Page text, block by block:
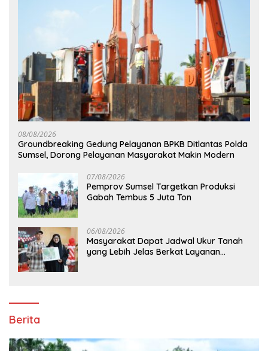
08/08/2026
Groundbreaking Gedung Pelayanan BPKB Ditlantas Polda
Sumsel, Dorong Pelayanan Masyarakat Makin Modern
07/08/2026
Pemprov Sumsel Targetkan Produksi
Gabah Tembus 5 Juta Ton
06/08/2026
Masyarakat Dapat Jadwal Ukur Tanah
yang Lebih Jelas Berkat Layanan
Berita